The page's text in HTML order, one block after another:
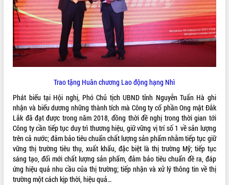
Trao tặng Huân chương Lao động hạng Nhì
Phát biểu tại Hội nghị, Phó Chủ tịch UBND tỉnh Nguyễn Tuấn Hà ghi
nhận và biểu dương những thành tích mà Công ty cổ phần Ong mật Đắk
Lắk đã đạt được trong năm 2018, đồng thời đề nghị trong thời gian tới
Công ty cần tiếp tục duy trì thương hiệu, giữ vững vị trí số 1 về sản lượng
trên cả nước; đảm bảo tiêu chuẩn chất lượng sản phẩm nhằm tiếp tục giữ
vững thị trường tiêu thụ, xuất khẩu, đặc biệt là thị trường Mỹ; tiếp tục
sáng tạo, đổi mới chất lượng sản phẩm, đảm bảo tiêu chuẩn đề ra, đáp
ứng hiệu quả nhu cầu của thị trường; tiếp nhận và xử lý thông tin về thị
trường một cách kịp thời, hiệu quả…